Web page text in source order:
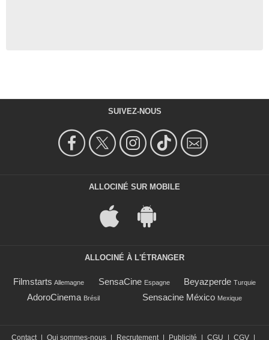
SUIVEZ-NOUS
ALLOCINÉ SUR MOBILE
ALLOCINÉ À L'ÉTRANGER
Filmstarts Allemagne SensaCine Espagne Beyazperde Turquie
AdoroCinema Brésil Sensacine México Mexique
Contact Qui sommes-nous Recrutement Publicité CGU CGV